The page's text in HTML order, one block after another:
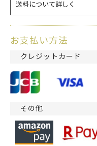
送料について詳しく
お支払い方法
クレジットカード
その他